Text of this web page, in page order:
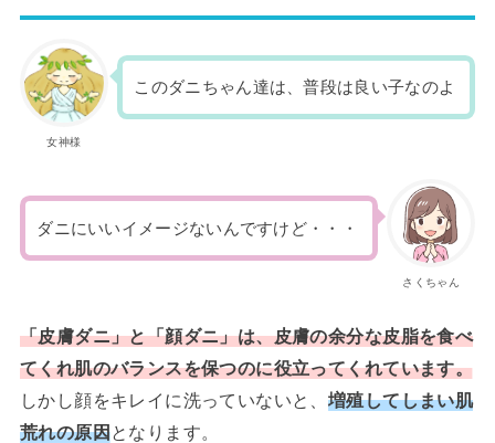
女神様
このダニちゃん達は、普段は良い子なのよ
さくちゃん
ダニにいいイメージないんですけど・・・
「皮膚ダニ」と「顔ダニ」は、皮膚の余分な皮脂を食べ
てくれ肌のバランスを保つのに役立ってくれています。
しかし顔をキレイに洗っていないと、 増殖してしまい肌
荒れの原因となります。